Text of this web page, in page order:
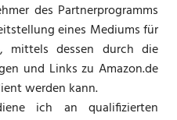
des Partnerprogramms
eines Mediums für
mittels dessen durch die
und Links zu Amazon.de
werden kann.
ich an qualifizierten